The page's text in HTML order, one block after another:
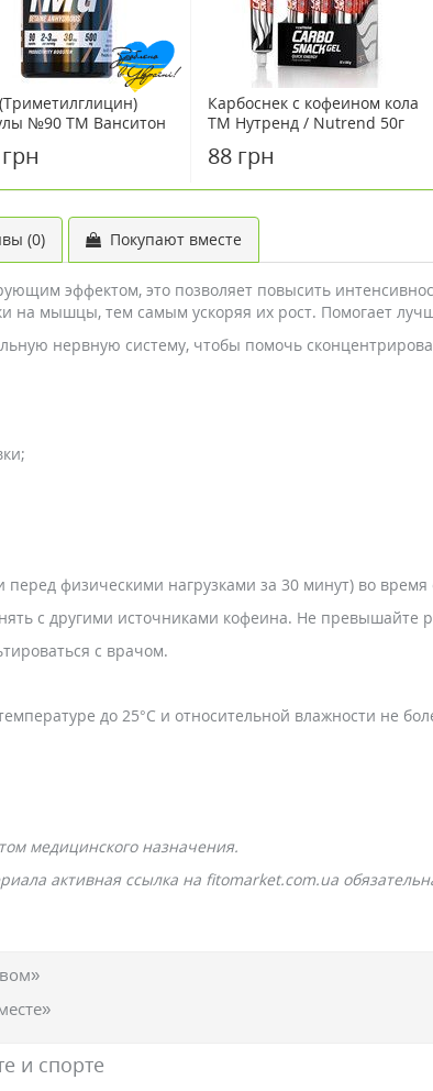
№90 ТМ Ванситон
Карбоснек с кофеином кола
ТМ Нутренд / Nutrend 50г
88 грн
(0) Покупают вместе
эффектом, это позволяет повысить
на мышцы, тем самым ускоряя их рост. Помогает
нервную систему, чтобы помочь
перед физическими нагрузками за 30 минут) во время
с другими источниками кофеина. Не превышайте
с врачом.
до 25°С и относительной влажности не
медицинского назначения.
активная ссылка на fitomarket.com.ua
и спорте